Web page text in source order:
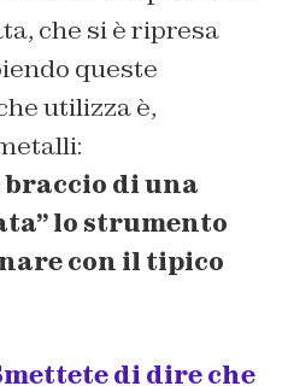
che si è ripresa
queste
utilizza è,
di una
lo strumento
con il tipico
di dire che